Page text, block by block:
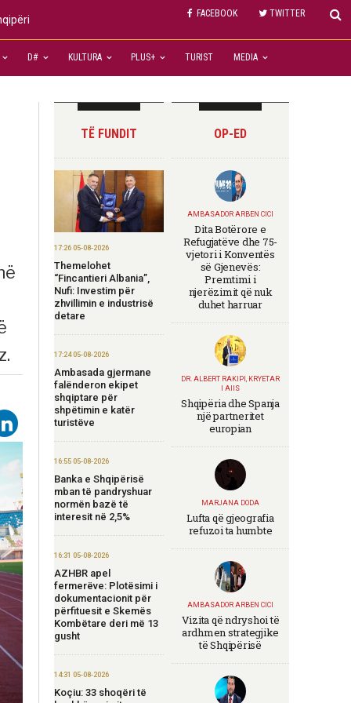
FACEBOOK TWITTER
D# KULTURA PLUS+ TURIST MEDIA
TË FUNDIT
17:26 05-08-2026
Themelohet
“Fincantieri Albania”,
Nufi: Investim për
zhvillimin e industrisë
detare
17:24 05-08-2026
Ambasada gjermane
falënderon ekipet
shqiptare për
shpëtimin e katër
turistëve
16:55 05-08-2026
Banka e Shqipërisë
mban të pandryshuar
normën bazë të
interesit në 2,5%
16:31 05-08-2026
AZHBR apel
fermerëve: Plotësimi i
dokumentacionit për
përfituesit e Skemës
Kombëtare deri më 13
gusht
14:31 05-08-2026
Koçiu: 33 shoqëri të
OP-ED
AMBASADOR ARBEN CICI
Dita Botërore e
Refugjatëve dhe 75-
vjetori i Konventës
së Gjenevës:
Premtimi i
njerëzimit që nuk
duhet harruar
DR. ALBERT RAKIPI, KRYETAR
I AIIS
Shqipëria dhe Spanja
një partneritet
europian
MARJANA DODA
Lufta që gjeografia
refuzoi ta humbte
AMBASADOR ARBEN CICI
Vizita që ndryshoi të
ardhmen strategjike
të Shqipërisë